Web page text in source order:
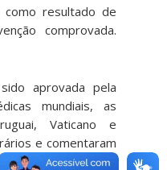
resultado de
comprovada.
aprovada pela
mundiais, as
Vaticano e
e comentaram
representante da